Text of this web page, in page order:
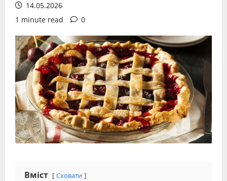
14.05.2026
1 minute read
0
Вміст Сховати